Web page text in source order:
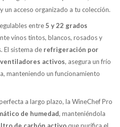
acceso organizado a tu colección.
entre5 y 22 grados
vinos tintos, blancos, rosados y
El sistema de refrigeración por
ventiladores activos, asegura un frío
manteniendo un funcionamiento
a largo plazo, la WineChef Pro
de humedad, manteniéndola